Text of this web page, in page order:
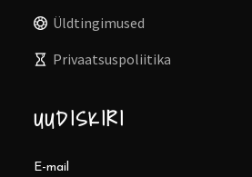
Üldtingimused
Privaatsuspoliitika
UUDISKIRI